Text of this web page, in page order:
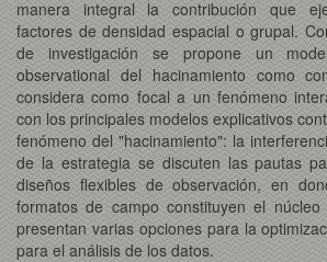
manera integral la contribución que
factores de densidad espacial o grupal.
de investigación se propone un
observational del hacinamiento como
considera como focal a un fenómeno
con los principales modelos explicativos
fenómeno del "hacinamiento": la
de la estrategia se discuten las pautas
diseños flexibles de observación, en
formatos de campo constituyen el
presentan varias opciones para la
para el análisis de los datos.